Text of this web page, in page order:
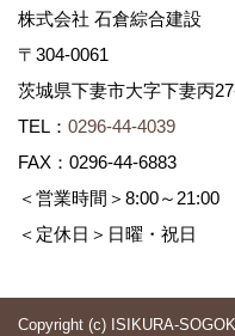
株式会社 石倉綜合建設
〒304-0061
茨城県下妻市大字下妻丙
TEL： 0296-44-4039
FAX：0296-44-6883
＜営業時間＞8:00～21:00
＜定休日＞日曜・祝日
Copyright (c) ISIKURA-